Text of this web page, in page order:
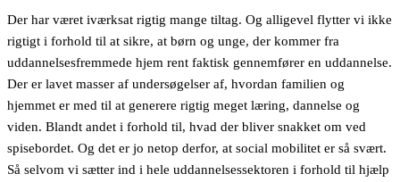
Der har været iværksat rigtig mange tiltag. Og alligevel flytter vi ikke
rigtigt i forhold til at sikre, at børn og unge, der kommer fra
uddannelsesfremmede hjem rent faktisk gennemfører en uddannelse.
Der er lavet masser af undersøgelser af, hvordan familien og
hjemmet er med til at generere rigtig meget læring, dannelse og
viden. Blandt andet i forhold til, hvad der bliver snakket om ved
spisebordet. Og det er jo netop derfor, at social mobilitet er så svært.
Så selvom vi sætter ind i hele uddannelsessektoren i forhold til hjælp